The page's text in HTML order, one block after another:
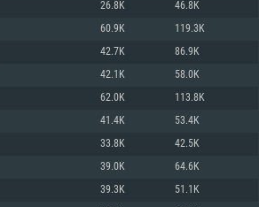
시스템 요구사항
이상i5 (Intel Xeon 은 지원하지 않습니다)
버전
26.8K 46.8K
60.9K 119.3K
42.7K 86.9K
42.1K 58.0K
62.0K 113.8K
41.4K 53.4K
33.8K 42.5K
39.0K 64.6K
39.3K 51.1K